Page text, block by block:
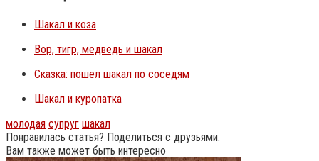
Шакал и коза
Вор, тигр, медведь и шакал
Сказка: пошел шакал по соседям
Шакал и куропатка
молодая супруг шакал
Понравилась статья? Поделиться с друзьями:
Вам также может быть интересно